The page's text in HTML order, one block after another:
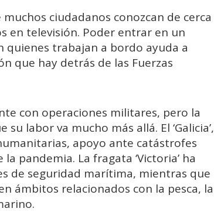
ciudadanos conozcan de cerca
en televisión. Poder entrar en un
quienes trabajan a bordo ayuda a
que hay detrás de las Fuerzas
con operaciones militares, pero la
labor va mucho más allá. El ‘Galicia’,
apoyo ante catástrofes
pandemia. La fragata ‘Victoria’ ha
de seguridad marítima, mientras que
ámbitos relacionados con la pesca, la